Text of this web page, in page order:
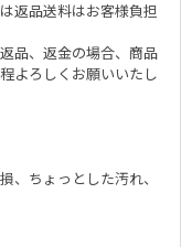
返品送料はお客様負担
品、返金の場合、商品
よろしくお願いいたし
、ちょっとした汚れ、